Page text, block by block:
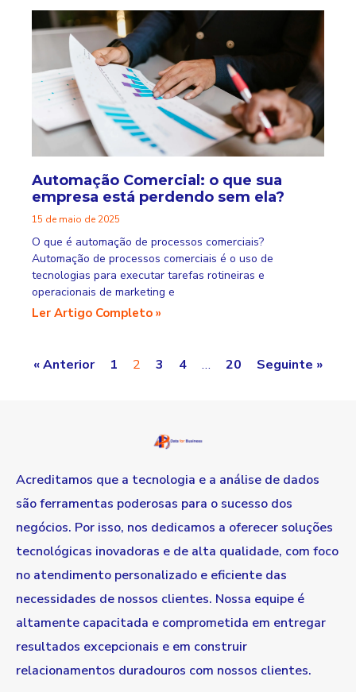
Automação Comercial: o que sua
empresa está perdendo sem ela?
15 de maio de 2025
O que é automação de processos comerciais?
Automação de processos comerciais é o uso de
tecnologias para executar tarefas rotineiras e
operacionais de marketing e
Ler Artigo Completo »
« Anterior 1 2 3 4 … 20 Seguinte »
Acreditamos que a tecnologia e a análise de dados
são ferramentas poderosas para o sucesso dos
negócios. Por isso, nos dedicamos a oferecer soluções
tecnológicas inovadoras e de alta qualidade, com foco
no atendimento personalizado e eficiente das
necessidades de nossos clientes. Nossa equipe é
altamente capacitada e comprometida em entregar
resultados excepcionais e em construir
relacionamentos duradouros com nossos clientes.